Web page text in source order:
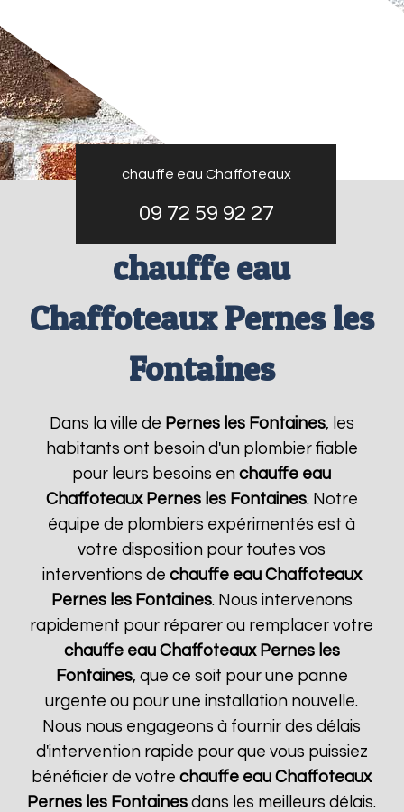
chauffe eau Chaffoteaux
09 72 59 92 27
chauffe eau
Chaffoteaux Pernes les
Fontaines
Dans la ville de Pernes les Fontaines, les
habitants ont besoin d'un plombier fiable
pour leurs besoins enchauffe eau
Chaffoteaux Pernes les Fontaines. Notre
équipe de plombiers expérimentés est à
votre disposition pour toutes vos
interventions de chauffe eau Chaffoteaux
Pernes les Fontaines. Nous intervenons
rapidement pour réparer ou remplacer votre
chauffe eau Chaffoteaux Pernes les
Fontaines, que ce soit pour une panne
urgente ou pour une installation nouvelle.
Nous nous engageons à fournir des délais
d'intervention rapide pour que vous puissiez
bénéficier de votrechauffe eau Chaffoteaux
Pernes les Fontaines dans les meilleurs délais.